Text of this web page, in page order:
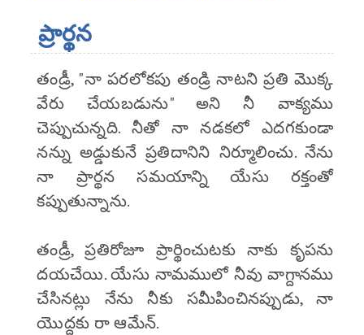
ప్రార్థన
తండ్రీ, "నా పరలోకపు తండ్రి నాటని ప్రతి మొక్క
వేరు చేయబడును" అని నీ వాక్యము
చెప్పుచున్నది. నీతో నా నడకలో ఎదగకుండా
నన్ను అడ్డుకునే ప్రతిదానిని నిర్మూలించు. నేను
నా ప్రార్థన సమయాన్ని యేసు రక్తంతో
కప్పుతున్నాను.
తండ్రీ, ప్రతిరోజూ ప్రార్థించుటకు నాకు కృపను
దయచేయి. యేసు నామములో నీవు వాగ్దానము
చేసినట్లు నేను నీకు సమీపించినప్పుడు, నా
యొద్దకు రా ఆమేన్.